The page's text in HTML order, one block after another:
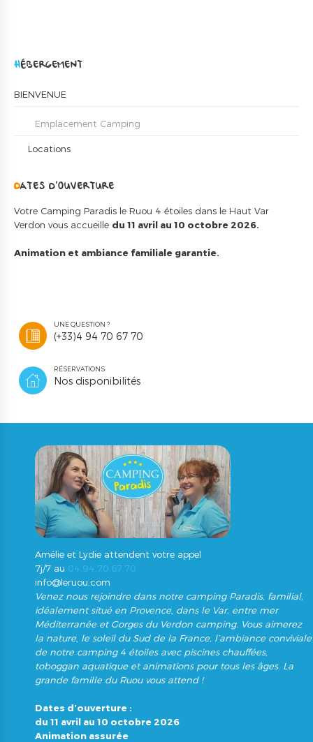
HÉBERGEMENT
BIENVENUE
Emplacement Camping
Locations
DATES D’OUVERTURE
Votre Camping Paradis le Ruou 4 étoiles dans le Haut Var
Verdon vous accueille du 11 avril au 10 octobre 2026.
Animation et ambiance familiale garantie.
UNE QUESTION ?
(+33)4 94 70 67 70
RÉSERVATIONS
Nos disponibilités
Amélie et Lydie attendent votre appel
7j/7 au 04.94.70.67.70
info@leruou.com
Venez nous rejoindre dans notre camping Paradis, familial,
idéalement situé en Provence, dans le Var, entre mer
Méditerranée et Gorges du Verdon camping. Vous aimerez
la nature, le soleil du Sud de la France, l’ambiance conviviale
de notre camping 4 étoiles avec piscines chauffées,
toboggan aquatique et animations pour tous les âges. La
grande famille du Ruou vous attend !
Dates d’ouverture :
du 11 avril au 10 octobre 2026
Animation assurée